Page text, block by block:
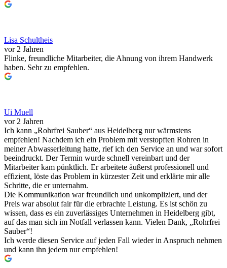
Lisa Schultheis
vor 2 Jahren
Flinke, freundliche Mitarbeiter, die Ahnung von ihrem Handwerk
haben. Sehr zu empfehlen.
Ui Muell
vor 2 Jahren
Ich kann „Rohrfrei Sauber“ aus Heidelberg nur wärmstens
empfehlen! Nachdem ich ein Problem mit verstopften Rohren in
meiner Abwasserleitung hatte, rief ich den Service an und war sofort
beeindruckt. Der Termin wurde schnell vereinbart und der
Mitarbeiter kam pünktlich. Er arbeitete äußerst professionell und
effizient, löste das Problem in kürzester Zeit und erklärte mir alle
Schritte, die er unternahm.
Die Kommunikation war freundlich und unkompliziert, und der
Preis war absolut fair für die erbrachte Leistung. Es ist schön zu
wissen, dass es ein zuverlässiges Unternehmen in Heidelberg gibt,
auf das man sich im Notfall verlassen kann. Vielen Dank, „Rohrfrei
Sauber“!
Ich werde diesen Service auf jeden Fall wieder in Anspruch nehmen
und kann ihn jedem nur empfehlen!